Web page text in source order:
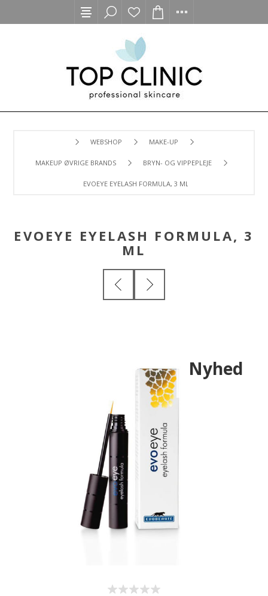
WEBSHOP MAKE-UP
MAKEUP ØVRIGE BRANDS BRYN- OG VIPPEPLEJE
EVOEYE EYELASH FORMULA, 3 ML
EVOEYE EYELASH FORMULA, 3
ML
Nyhed